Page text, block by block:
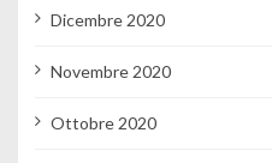
Dicembre 2020
Novembre 2020
Ottobre 2020